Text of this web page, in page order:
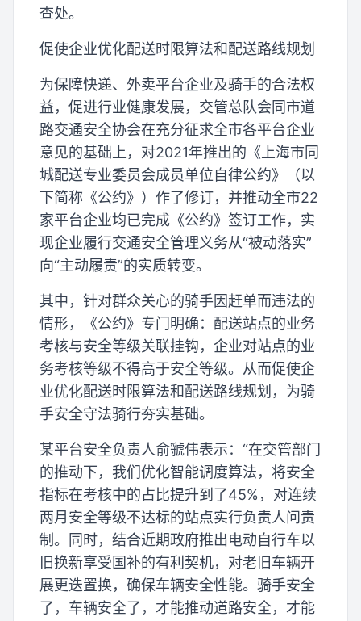
查处。
促使企业优化配送时限算法和配送路线规划
为保障快递、外卖平台企业及骑手的合法权
益，促进行业健康发展，交管总队会同市道
路交通安全协会在充分征求全市各平台企业
意见的基础上，对2021年推出的《上海市同
城配送专业委员会成员单位自律公约》（以
下简称《公约》）作了修订，并推动全市22
家平台企业均已完成《公约》签订工作，实
现企业履行交通安全管理义务从“被动落实”
向“主动履责”的实质转变。
其中，针对群众关心的骑手因赶单而违法的
情形，《公约》专门明确：配送站点的业务
考核与安全等级关联挂钩，企业对站点的业
务考核等级不得高于安全等级。从而促使企
业优化配送时限算法和配送路线规划，为骑
手安全守法骑行夯实基础。
某平台安全负责人俞虢伟表示：“在交管部门
的推动下，我们优化智能调度算法，将安全
指标在考核中的占比提升到了45%，对连续
两月安全等级不达标的站点实行负责人问责
制。同时，结合近期政府推出电动自行车以
旧换新享受国补的有利契机，对老旧车辆开
展更迭置换，确保车辆安全性能。骑手安全
了，车辆安全了，才能推动道路安全，才能